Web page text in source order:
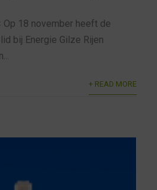
Op 18 november heeft de
bij Energie Gilze Rijen
+ READ MORE